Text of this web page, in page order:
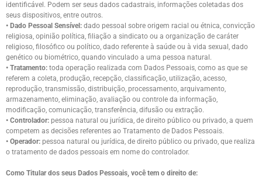
identificável. Podem ser seus dados cadastrais, informações coletadas dos
seus dispositivos, entre outros.
• Dado Pessoal Sensível: dado pessoal sobre origem racial ou étnica, convicção
religiosa, opinião política, filiação a sindicato ou a organização de caráter
religioso, filosófico ou político, dado referente à saúde ou à vida sexual, dado
genético ou biométrico, quando vinculado a uma pessoa natural.
• Tratamento: toda operação realizada com Dados Pessoais, como as que se
referem a coleta, produção, recepção, classificação, utilização, acesso,
reprodução, transmissão, distribuição, processamento, arquivamento,
armazenamento, eliminação, avaliação ou controle da informação,
modificação, comunicação, transferência, difusão ou extração.
• Controlador: pessoa natural ou jurídica, de direito público ou privado, a quem
competem as decisões referentes ao Tratamento de Dados Pessoais.
• Operador: pessoa natural ou jurídica, de direito público ou privado, que realiza
o tratamento de dados pessoais em nome do controlador.
Como Titular dos seus Dados Pessoais, você tem o direito de: